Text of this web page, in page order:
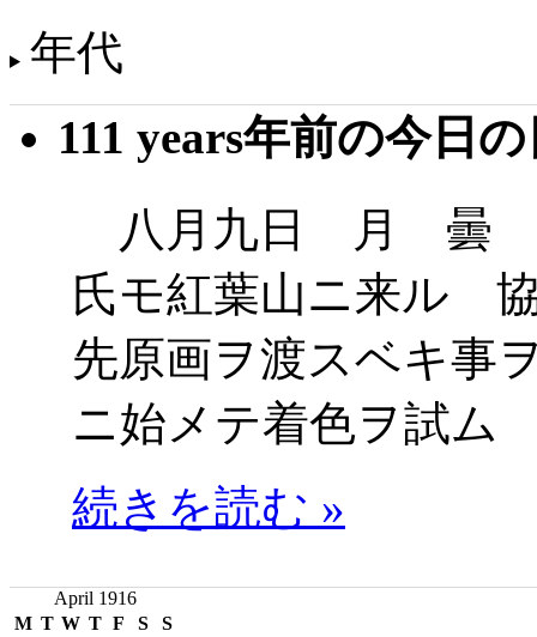
年代
111 years年前の今日
八月九日 月 曇
氏モ紅葉山ニ来ル
先原画ヲ渡スベキ事
ニ始メテ着色ヲ試ム
続きを読む »
April 1916
M T W T F S S